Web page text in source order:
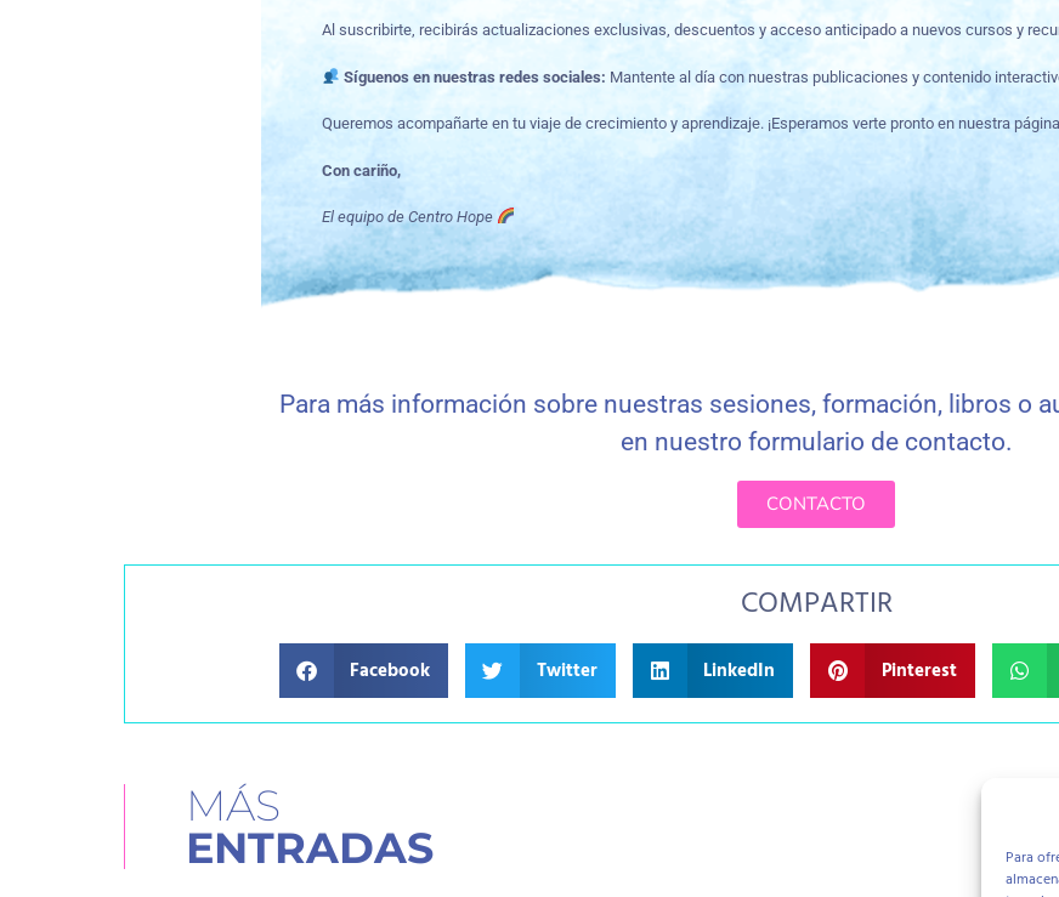
Para
Al suscribirte, recibirás actualizaciones exclusivas, descuentos y acceso anticipado a nuevos cursos y
Síguenos en nuestras redes sociales: Mantente al día con nuestras publicaciones y contenido
Queremos acompañarte en tu viaje de crecimiento y aprendizaje. ¡Esperamos verte pronto en nuestra
Con cariño,
El equipo de Centro Hope
Para más información sobre nuestras sesiones, formación, libros o
en nuestro formulario de contacto.
CONTACTO
COMPARTIR
Facebook Twitter LinkedIn Pinterest
MÁS
ENTRADAS